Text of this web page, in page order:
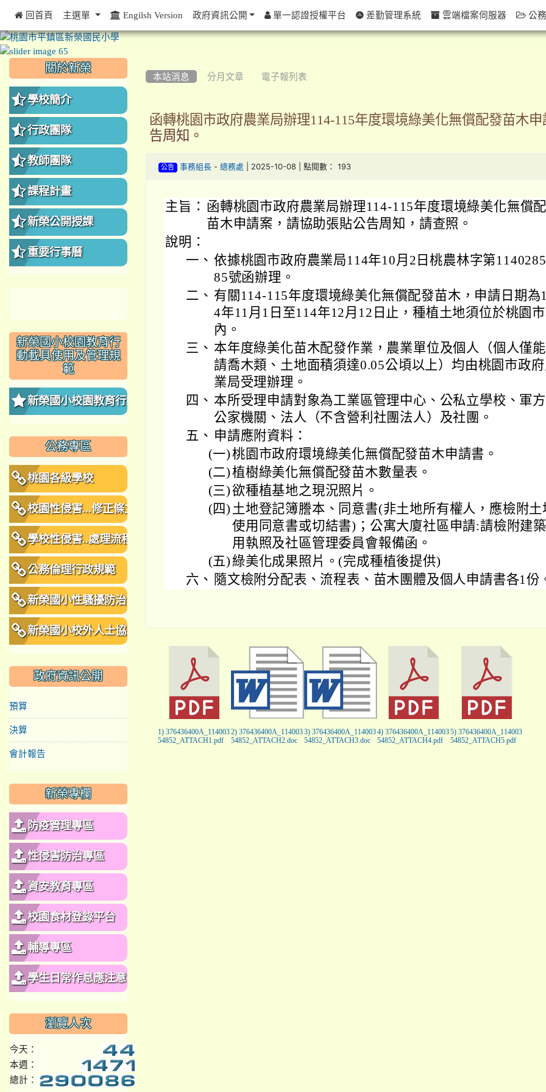
本站消息 分月文章 電子報列表
函轉桃園市政府農業局辦理114-115年度環境綠美化無償配發苗木
告周知。
公告 事務組長- 總務處 | 2025-10-08 | 點閱數： 193
主旨： 函轉桃園市政府農業局辦理114-115年度環境綠美化無償
苗木申請案，請協助張貼公告周知，請查照。
說明：
一、 依據桃園市政府農業局114年10月2日桃農林字第
85號函辦理。
二、 有關114-115年度環境綠美化無償配發苗木，申請日期為
4年11月1日至114年12月12日止，種植土地須位於桃園
內。
三、 本年度綠美化苗木配發作業，農業單位及個人（個人僅
請喬木類、土地面積須達0.05公頃以上）均由桃園市政
業局受理辦理。
四、 本所受理申請對象為工業區管理中心、公私立學校、軍
公家機關、法人（不含營利社團法人）及社團。
五、 申請應附資料：
(一)桃園市政府環境綠美化無償配發苗木申請書。
(二)植樹綠美化無償配發苗木數量表。
(三)欲種植基地之現況照片。
(四) 土地登記簿謄本、同意書(非土地所有權人，應檢附土
使用同意書或切結書)；公寓大廈社區申請:請檢附建
用執照及社區管理委員會報備函。
(五)綠美化成果照片。(完成種植後提供)
六、 隨文檢附分配表、流程表、苗木團體及個人申請書各1份
1) 376436400A_114003
54852_ATTACH1.pdf
2) 376436400A_114003
54852_ATTACH2.doc
3) 376436400A_114003
54852_ATTACH3.doc
4) 376436400A_114003
54852_ATTACH4.pdf
5) 376436400A_114003
54852_ATTACH5.pdf
::: 關於新榮
學校簡介
行政團隊
教師團隊
課程計畫
新榮公開授課
重要行事曆
新榮國小校園教育行
動載具使用及管理規
範
新榮國小校園教育行動
公務專區
桃園各級學校
校園性侵害...修正條文
學校性侵害..處理流程
公務倫理行政規範
新榮國小性騷擾防治措
施、申訴及懲戒規範
新榮國小校外人士協助
政府資訊公開
預算
決算
會計報告
新榮專欄
防疫管理專區
性侵害防治專區
資安教育專區
校園食材登錄平台
輔導專區
學生日常作息應注意事
瀏覽人次
今天：
本週：
總計：
::: 回首頁 主選單 Engilsh Version 政府資訊公開 單一認證授權平台 差勤管理系統 雲端檔案伺服器 公